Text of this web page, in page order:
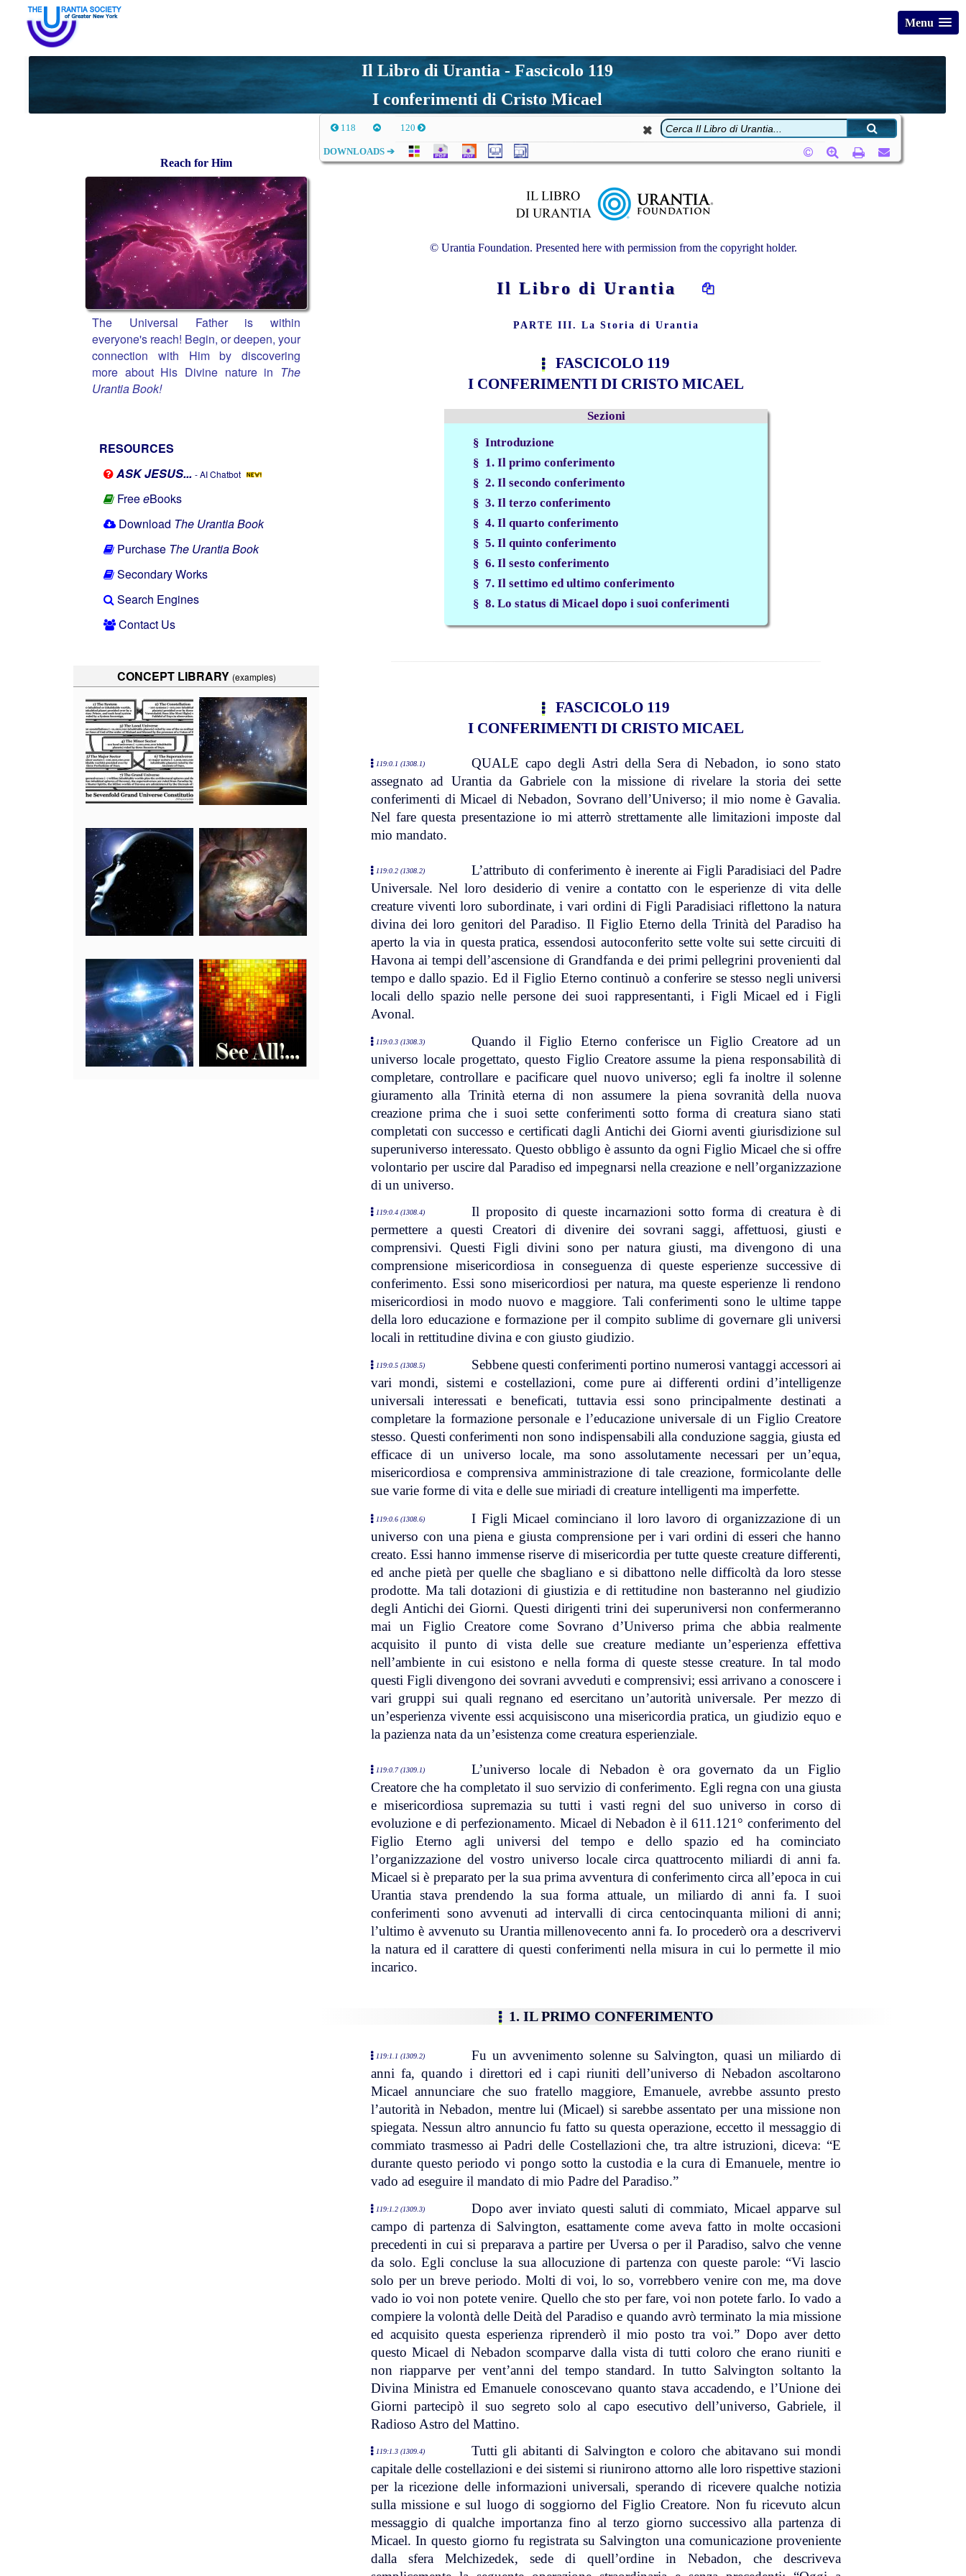
Menu
Il Libro di Urantia - Fascicolo 119
I conferimenti di Cristo Micael
118 120
DOWNLOADS ➔
© Urantia Foundation. Presented here with permission from the copyright holder.
Il Libro di Urantia
PARTE III. La Storia di Urantia
FASCICOLO 119
I CONFERIMENTI DI CRISTO MICAEL
Sezioni
§ Introduzione
§ 1. Il primo conferimento
§ 2. Il secondo conferimento
§ 3. Il terzo conferimento
§ 4. Il quarto conferimento
§ 5. Il quinto conferimento
§ 6. Il sesto conferimento
§ 7. Il settimo ed ultimo conferimento
§ 8. Lo status di Micael dopo i suoi conferimenti
FASCICOLO 119
I CONFERIMENTI DI CRISTO MICAEL
119:0.1 (1308.1)
QUALE capo degli Astri della Sera di Nebadon, io sono stato
assegnato ad Urantia da Gabriele con la missione di rivelare la storia dei sette
conferimenti di Micael di Nebadon, Sovrano dell’Universo; il mio nome è Gavalia.
Nel fare questa presentazione io mi atterrò strettamente alle limitazioni imposte dal
mio mandato.
119:0.2 (1308.2)
L’attributo di conferimento è inerente ai Figli Paradisiaci del Padre
Universale. Nel loro desiderio di venire a contatto con le esperienze di vita delle
creature viventi loro subordinate, i vari ordini di Figli Paradisiaci riflettono la natura
divina dei loro genitori del Paradiso. Il Figlio Eterno della Trinità del Paradiso ha
aperto la via in questa pratica, essendosi autoconferito sette volte sui sette circuiti di
Havona ai tempi dell’ascensione di Grandfanda e dei primi pellegrini provenienti dal
tempo e dallo spazio. Ed il Figlio Eterno continuò a conferire se stesso negli universi
locali dello spazio nelle persone dei suoi rappresentanti, i Figli Micael ed i Figli
Avonal.
119:0.3 (1308.3)
Quando il Figlio Eterno conferisce un Figlio Creatore ad un
universo locale progettato, questo Figlio Creatore assume la piena responsabilità di
completare, controllare e pacificare quel nuovo universo; egli fa inoltre il solenne
giuramento alla Trinità eterna di non assumere la piena sovranità della nuova
creazione prima che i suoi sette conferimenti sotto forma di creatura siano stati
completati con successo e certificati dagli Antichi dei Giorni aventi giurisdizione sul
superuniverso interessato. Questo obbligo è assunto da ogni Figlio Micael che si offre
volontario per uscire dal Paradiso ed impegnarsi nella creazione e nell’organizzazione
di un universo.
119:0.4 (1308.4)
Il proposito di queste incarnazioni sotto forma di creatura è di
permettere a questi Creatori di divenire dei sovrani saggi, affettuosi, giusti e
comprensivi. Questi Figli divini sono per natura giusti, ma divengono di una
comprensione misericordiosa in conseguenza di queste esperienze successive di
conferimento. Essi sono misericordiosi per natura, ma queste esperienze li rendono
misericordiosi in modo nuovo e maggiore. Tali conferimenti sono le ultime tappe
della loro educazione e formazione per il compito sublime di governare gli universi
locali in rettitudine divina e con giusto giudizio.
119:0.5 (1308.5)
Sebbene questi conferimenti portino numerosi vantaggi accessori ai
vari mondi, sistemi e costellazioni, come pure ai differenti ordini d’intelligenze
universali interessati e beneficati, tuttavia essi sono principalmente destinati a
completare la formazione personale e l’educazione universale di un Figlio Creatore
stesso. Questi conferimenti non sono indispensabili alla conduzione saggia, giusta ed
efficace di un universo locale, ma sono assolutamente necessari per un’equa,
misericordiosa e comprensiva amministrazione di tale creazione, formicolante delle
sue varie forme di vita e delle sue miriadi di creature intelligenti ma imperfette.
119:0.6 (1308.6)
I Figli Micael cominciano il loro lavoro di organizzazione di un
universo con una piena e giusta comprensione per i vari ordini di esseri che hanno
creato. Essi hanno immense riserve di misericordia per tutte queste creature differenti,
ed anche pietà per quelle che sbagliano e si dibattono nelle difficoltà da loro stesse
prodotte. Ma tali dotazioni di giustizia e di rettitudine non basteranno nel giudizio
degli Antichi dei Giorni. Questi dirigenti trini dei superuniversi non confermeranno
mai un Figlio Creatore come Sovrano d’Universo prima che abbia realmente
acquisito il punto di vista delle sue creature mediante un’esperienza effettiva
nell’ambiente in cui esistono e nella forma di queste stesse creature. In tal modo
questi Figli divengono dei sovrani avveduti e comprensivi; essi arrivano a conoscere i
vari gruppi sui quali regnano ed esercitano un’autorità universale. Per mezzo di
un’esperienza vivente essi acquisiscono una misericordia pratica, un giudizio equo e
la pazienza nata da un’esistenza come creatura esperienziale.
119:0.7 (1309.1)
L’universo locale di Nebadon è ora governato da un Figlio
Creatore che ha completato il suo servizio di conferimento. Egli regna con una giusta
e misericordiosa supremazia su tutti i vasti regni del suo universo in corso di
evoluzione e di perfezionamento. Micael di Nebadon è il 611.121° conferimento del
Figlio Eterno agli universi del tempo e dello spazio ed ha cominciato
l’organizzazione del vostro universo locale circa quattrocento miliardi di anni fa.
Micael si è preparato per la sua prima avventura di conferimento circa all’epoca in cui
Urantia stava prendendo la sua forma attuale, un miliardo di anni fa. I suoi
conferimenti sono avvenuti ad intervalli di circa centocinquanta milioni di anni;
l’ultimo è avvenuto su Urantia millenovecento anni fa. Io procederò ora a descrivervi
la natura ed il carattere di questi conferimenti nella misura in cui lo permette il mio
incarico.
1. IL PRIMO CONFERIMENTO
119:1.1 (1309.2)
Fu un avvenimento solenne su Salvington, quasi un miliardo di
anni fa, quando i direttori ed i capi riuniti dell’universo di Nebadon ascoltarono
Micael annunciare che suo fratello maggiore, Emanuele, avrebbe assunto presto
l’autorità in Nebadon, mentre lui (Micael) si sarebbe assentato per una missione non
spiegata. Nessun altro annuncio fu fatto su questa operazione, eccetto il messaggio di
commiato trasmesso ai Padri delle Costellazioni che, tra altre istruzioni, diceva: “E
durante questo periodo vi pongo sotto la custodia e la cura di Emanuele, mentre io
vado ad eseguire il mandato di mio Padre del Paradiso.”
119:1.2 (1309.3)
Dopo aver inviato questi saluti di commiato, Micael apparve sul
campo di partenza di Salvington, esattamente come aveva fatto in molte occasioni
precedenti in cui si preparava a partire per Uversa o per il Paradiso, salvo che venne
da solo. Egli concluse la sua allocuzione di partenza con queste parole: “Vi lascio
solo per un breve periodo. Molti di voi, lo so, vorrebbero venire con me, ma dove
vado io voi non potete venire. Quello che sto per fare, voi non potete farlo. Io vado a
compiere la volontà delle Deità del Paradiso e quando avrò terminato la mia missione
ed acquisito questa esperienza riprenderò il mio posto tra voi.” Dopo aver detto
questo Micael di Nebadon scomparve dalla vista di tutti coloro che erano riuniti e
non riapparve per vent’anni del tempo standard. In tutto Salvington soltanto la
Divina Ministra ed Emanuele conoscevano quanto stava accadendo, e l’Unione dei
Giorni partecipò il suo segreto solo al capo esecutivo dell’universo, Gabriele, il
Radioso Astro del Mattino.
119:1.3 (1309.4)
Tutti gli abitanti di Salvington e coloro che abitavano sui mondi
capitale delle costellazioni e dei sistemi si riunirono attorno alle loro rispettive stazioni
per la ricezione delle informazioni universali, sperando di ricevere qualche notizia
sulla missione e sul luogo di soggiorno del Figlio Creatore. Non fu ricevuto alcun
messaggio di qualche importanza fino al terzo giorno successivo alla partenza di
Micael. In questo giorno fu registrata su Salvington una comunicazione proveniente
dalla sfera Melchizedek, sede di quell’ordine in Nebadon, che descriveva
Reach for Him
The Universal Father is within
everyone's reach! Begin, or deepen, your
connection with Him by discovering
more about His Divine nature in The
Urantia Book!
RESOURCES
ASK JESUS... - AI Chatbot
FreeeBooks
Download The Urantia Book
Purchase The Urantia Book
Secondary Works
Search Engines
Contact Us
CONCEPT LIBRARY (examples)